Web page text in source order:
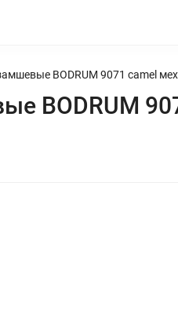
BODRUM 9071 camel мех
BODRUM